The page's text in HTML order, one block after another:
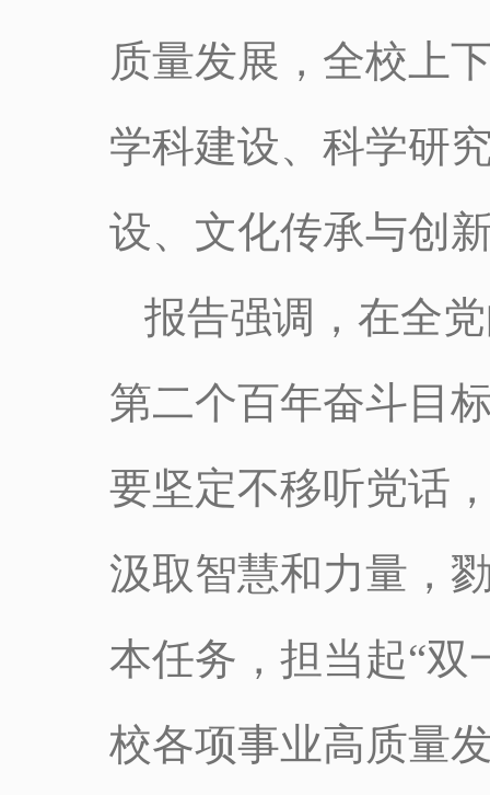
质量发展，全校上
学科建设、科学研
设、文化传承与创
报告强调，在全
第二个百年奋斗目
要坚定不移听党话
汲取智慧和力量，
本任务，担当起“双
校各项事业高质量